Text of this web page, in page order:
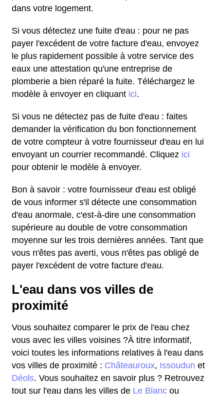
dans votre logement.
Si vous détectez une fuite d'eau : pour ne pas
payer l'excédent de votre facture d'eau, envoyez
le plus rapidement possible à votre service des
eaux une attestation qu'une entreprise de
plomberie a bien réparé la fuite. Téléchargez le
modèle à envoyer en cliquant ici.
Si vous ne détectez pas de fuite d'eau : faites
demander la vérification du bon fonctionnement
de votre compteur à votre fournisseur d'eau en lui
envoyant un courrier recommandé. Cliquez ici
pour obtenir le modèle à envoyer.
Bon à savoir : votre fournisseur d'eau est obligé
de vous informer s'il détecte une consommation
d'eau anormale, c'est-à-dire une consommation
supérieure au double de votre consommation
moyenne sur les trois dernières années. Tant que
vous n'êtes pas averti, vous n'êtes pas obligé de
payer l'excédent de votre facture d'eau.
L'eau dans vos villes de
proximité
Vous souhaitez comparer le prix de l'eau chez
vous avec les villes voisines ?À titre informatif,
voici toutes les informations relatives à l'eau dans
vos villes de proximité : Châteauroux, Issoudun et
Déols. Vous souhaitez en savoir plus ? Retrouvez
tout sur l'eau dans les villes de Le Blanc ou